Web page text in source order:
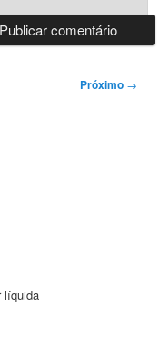
Próximo →
líquida